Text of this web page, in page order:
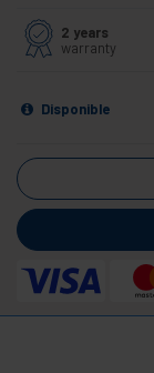
2 years
warranty
Disponible